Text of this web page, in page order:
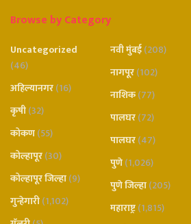
Browse by Category
Uncategorized
(46)
अहिल्यानगर(16)
कृषी(32)
कोकण(55)
कोल्हापूर(30)
कोल्हापूर जिल्हा(9)
गुन्हेगारी(1,102)
नवी मुंबई(208)
नागपूर(102)
नाशिक(77)
पालघर(72)
पालघर(47)
पुणे(1,026)
पुणे जिल्हा(205)
महाराष्ट्र(1,815)